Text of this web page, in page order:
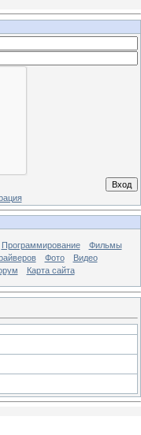
Программирование
Фильмы
Фото
Видео
Карта сайта